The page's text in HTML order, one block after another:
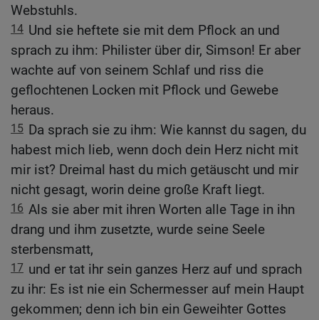
Webstuhls.
14 Und sie heftete sie mit dem Pflock an und
sprach zu ihm: Philister über dir, Simson! Er aber
wachte auf von seinem Schlaf und riss die
geflochtenen Locken mit Pflock und Gewebe
heraus.
15 Da sprach sie zu ihm: Wie kannst du sagen, du
habest mich lieb, wenn doch dein Herz nicht mit
mir ist? Dreimal hast du mich getäuscht und mir
nicht gesagt, worin deine große Kraft liegt.
16 Als sie aber mit ihren Worten alle Tage in ihn
drang und ihm zusetzte, wurde seine Seele
sterbensmatt,
17 und er tat ihr sein ganzes Herz auf und sprach
zu ihr: Es ist nie ein Schermesser auf mein Haupt
gekommen; denn ich bin ein Geweihter Gottes